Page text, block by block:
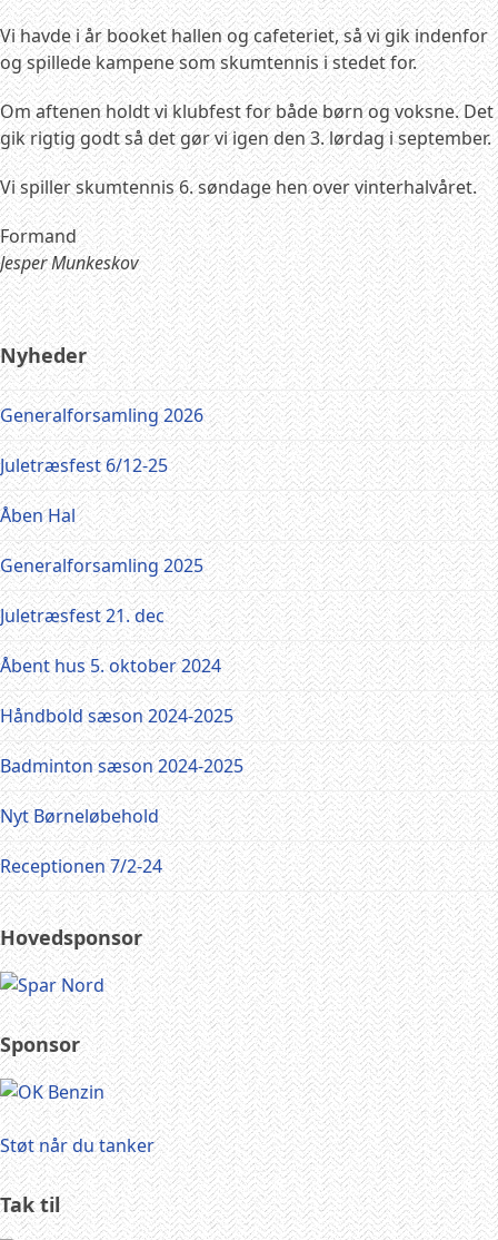
Vi havde i år booket hallen og cafeteriet, så vi gik indenfor
og spillede kampene som skumtennis i stedet for.
Om aftenen holdt vi klubfest for både børn og voksne. Det
gik rigtig godt så det gør vi igen den 3. lørdag i september.
Vi spiller skumtennis 6. søndage hen over vinterhalvåret.
Formand
Jesper Munkeskov
Nyheder
Generalforsamling 2026
Juletræsfest 6/12-25
Åben Hal
Generalforsamling 2025
Juletræsfest 21. dec
Åbent hus 5. oktober 2024
Håndbold sæson 2024-2025
Badminton sæson 2024-2025
Nyt Børneløbehold
Receptionen 7/2-24
Hovedsponsor
Sponsor
Støt når du tanker
Tak til